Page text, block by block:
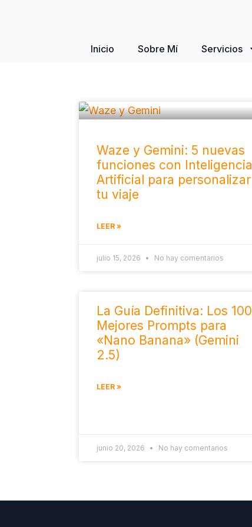
Inicio Sobre Mí Servicios
Waze y Gemini: 5 nuevas
funciones con Inteligencia
Artificial para personalizar
tu viaje
LEER »
julio 15, 2026 No hay comentarios
La Guía Definitiva: Los 100
Mejores Prompts para
«Nano Banana» (Gemini
2.5)
LEER »
junio 20, 2026 No hay comentarios